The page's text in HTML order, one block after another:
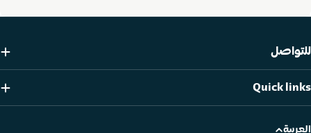
للتواصل
Quick links
العربية